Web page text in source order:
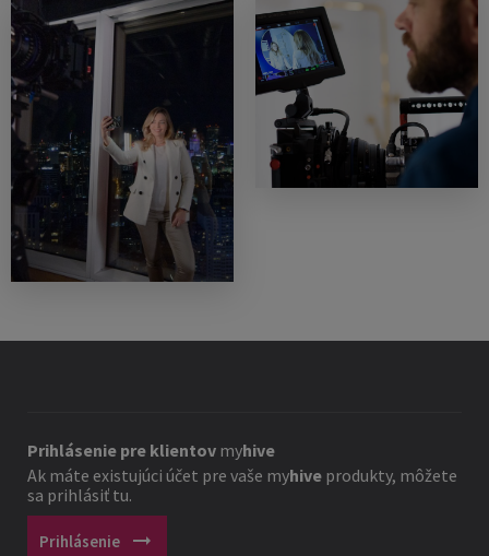
Prihlásenie pre klientov myhive
Ak máte existujúci účet pre vaše myhive produkty, môžete
sa prihlásiť tu.
Prihlásenie arrow_right_alt